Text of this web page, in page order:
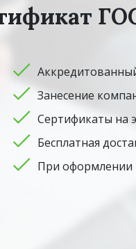
Занесение
Сертификаты на
Бесплатная
При оформлении